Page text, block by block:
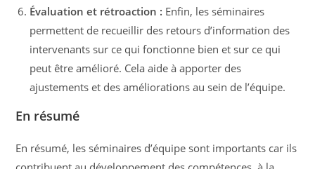
Évaluation et rétroaction : Enfin, les séminaires
permettent de recueillir des retours d’information des
intervenants sur ce qui fonctionne bien et sur ce qui
peut être amélioré. Cela aide à apporter des
ajustements et des améliorations au sein de l’équipe.
En résumé
En résumé, les séminaires d’équipe sont importants car ils